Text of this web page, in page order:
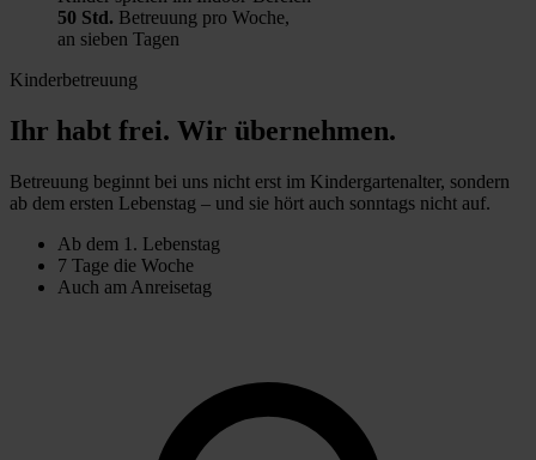
50 Std. Betreuung pro Woche,
an sieben Tagen
Kinderbetreuung
Ihr habt frei. Wir übernehmen.
Betreuung beginnt bei uns nicht erst im Kindergartenalter, sondern
ab dem ersten Lebenstag – und sie hört auch sonntags nicht auf.
Ab dem 1. Lebenstag
7 Tage die Woche
Auch am Anreisetag